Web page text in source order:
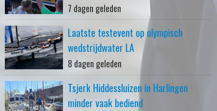
7 dagen geleden
Laatste testevent op olympisch
wedstrijdwater LA
8 dagen geleden
Tsjerk Hiddessluizen in Harlingen
minder vaak bediend